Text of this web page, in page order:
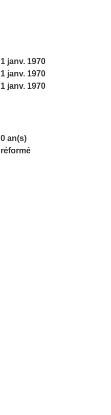
1 janv. 1970
1 janv. 1970
1 janv. 1970
0 an(s)
réformé